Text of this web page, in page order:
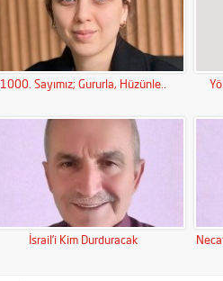
1000. Sayımız; Gururla, Hüzünle..
İsrail’i Kim Durduracak